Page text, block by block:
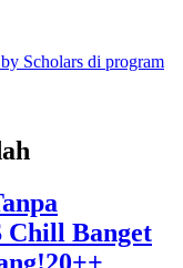
Scholars di program
Chill Banget